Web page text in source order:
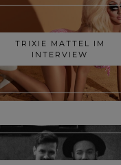
TRIXIE MATTEL IM
INTERVIEW